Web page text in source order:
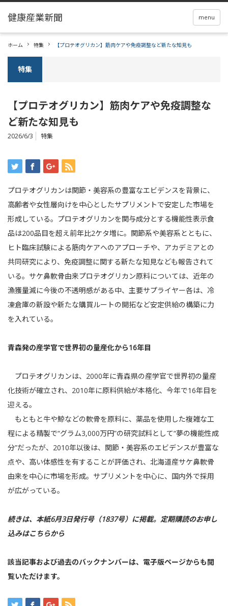
menu
ホーム 特集 【プロテオグリカン】筋肉ケアや免疫調整など新たな知見も
特集
【プロテオグリカン】筋肉ケアや免疫調整な
ど新たな知見も
2026/6/3 特集
プロテオグリカンは関節・美容系の豊富なエビデンスを背景に、
高齢者や女性層向けを中心としたサプリメントで安定した市場を
形成している。プロテオグリカンを関与成分とする機能性表示食
品は200品目を超え前年比2ケタ増に。関節系や美容系とともに、
ヒト臨床試験による筋肉ケアへのアプローチや、アカデミアとの
共同研究により、免疫調整に関する新たな知見なども報告されて
いる。サケ鼻軟骨由来プロテオグリカン原料については、近年の
漁獲量減に今後の不透明感がある中、主要サプライヤー各は、冷
凍倉庫の新設や新たな購買ルートの開拓など安定供給の構築に力
を入れている。
青森発の産学官で世界初の量産化から16年目
プロテオグリカンは、2000年に青森県の産学官で世界初の量産
化技術が確立され、2010年に原料供給が本格化、今年で16年目を
迎える。
もともと牛や鯨などの軟骨を原料に、薬品を使用した複雑な工
程による精製で“グラム3,000万円”の研究試料として“夢の機能性成
分”だったが、2010年以後は、関節・美容系のエビデンスが豊富な
点や、高い体感性を有することが評価され、北海道産サケ鼻軟骨
由来を中心に市場を形成。サプリメントを中心に、国内外で採用
が広がっている。
続きは、本紙6月3日発行号（1837号）に掲載。 定期購読のお申し
込みはこちらから
該当記事および過去のバックナンバーは、 電子版ページからも閲
覧いただけます。